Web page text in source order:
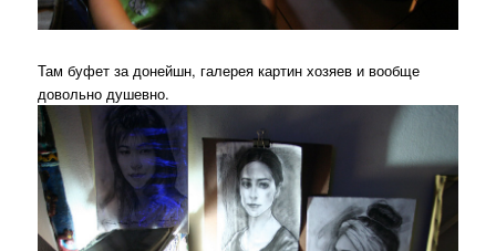
Там буфет за донейшн, галерея картин хозяев и вообще
довольно душевно.